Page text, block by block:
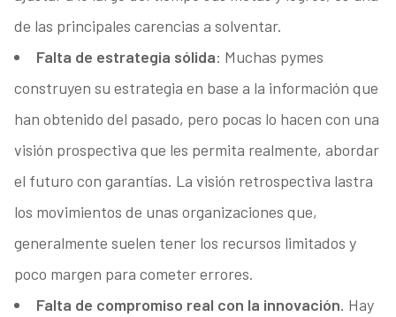
de las principales carencias a solventar.
Falta de estrategia sólida: Muchas pymes
construyen su estrategia en base a la información que
han obtenido del pasado, pero pocas lo hacen con una
visión prospectiva que les permita realmente, abordar
el futuro con garantías. La visión retrospectiva lastra
los movimientos de unas organizaciones que,
generalmente suelen tener los recursos limitados y
poco margen para cometer errores.
Falta de compromiso real con la innovación. Hay